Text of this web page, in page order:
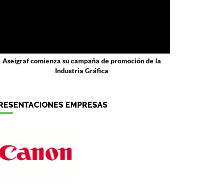
Aseigraf comienza su campaña de promoción de la
Industria Gráfica
EMPRESAS